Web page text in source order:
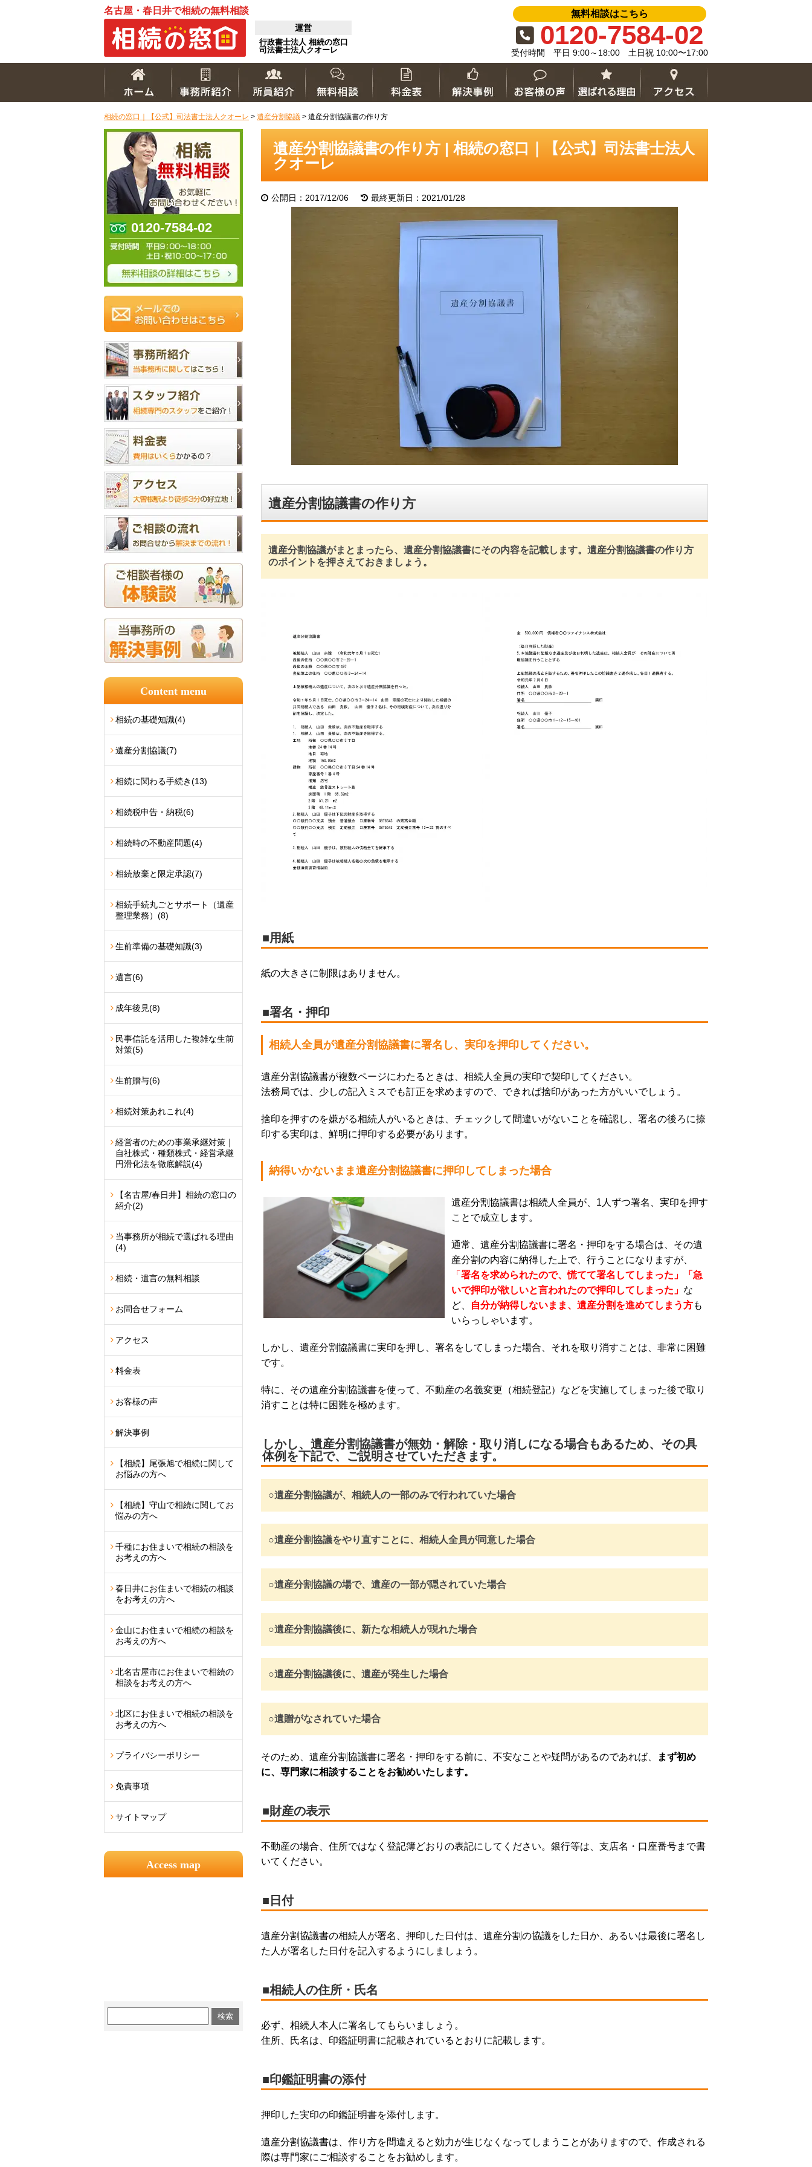
名古屋・春日井で相続の無料相談
運営
行政書士法人 相続の窓口
司法書士法人クオーレ
無料相談はこちら
0120-7584-02
受付時間 平日 9:00～18:00 土日祝 10:00〜17:00
相続の窓口｜【公式】司法書士法人クオーレ > 遺産分割協議 > 遺産分割協議書の作り方
遺産分割協議書の作り方 | 相続の窓口｜【公式】司法書士法人
クオーレ
公開日：2017/12/06 最終更新日：2021/01/28
遺産分割協議書の作り方
遺産分割協議がまとまったら、遺産分割協議書にその内容を記載します。遺産分割協議書の作り方
のポイントを押さえておきましょう。
■用紙
紙の大きさに制限はありません。
■署名・押印
相続人全員が遺産分割協議書に署名し、実印を押印してください。
遺産分割協議書が複数ページにわたるときは、相続人全員の実印で契印してください。
法務局では、少しの記入ミスでも訂正を求めますので、できれば捨印があった方がいいでしょう。
捨印を押すのを嫌がる相続人がいるときは、チェックして間違いがないことを確認し、署名の後ろに捺
印する実印は、鮮明に押印する必要があります。
納得いかないまま遺産分割協議書に押印してしまった場合
遺産分割協議書は相続人全員が、1人ずつ署名、実印を押す
ことで成立します。
通常、遺産分割協議書に署名・押印をする場合は、その遺
産分割の内容に納得した上で、行うことになりますが、
「 署名を求められたので、慌てて署名してしまった」「急
いで押印が欲しいと言われたので押印してしまった」 な
ど、
自分が納得しないまま、遺産分割を進めてしまう方も
いらっしゃいます。
しかし、遺産分割協議書に実印を押し、署名をしてしまった場合、それを取り消すことは、非常に困難
です。
特に、その遺産分割協議書を使って、不動産の名義変更（相続登記）などを実施してしまった後で取り
消すことは特に困難を極めます。
しかし、 遺産分割協議書が無効・解除・取り消しになる場合もあるため、その具
体例を下記で、ご説明させていただきます。
○遺産分割協議が、相続人の一部のみで行われていた場合
○遺産分割協議をやり直すことに、相続人全員が同意した場合
○遺産分割協議の場で、遺産の一部が隠されていた場合
○遺産分割協議後に、新たな相続人が現れた場合
○遺産分割協議後に、遺産が発生した場合
○遺贈がなされていた場合
そのため、遺産分割協議書に署名・押印をする前に、不安なことや疑問があるのであれば、
まず初め
に、専門家に相談することをお勧めいたします。
■財産の表示
不動産の場合、住所ではなく登記簿どおりの表記にしてください。銀行等は、支店名・口座番号まで書
いてください。
■日付
遺産分割協議書の相続人が署名、押印した日付は、遺産分割の協議をした日か、あるいは最後に署名し
た人が署名した日付を記入するようにしましょう。
■相続人の住所・氏名
必ず、相続人本人に署名してもらいましょう。
住所、氏名は、印鑑証明書に記載されているとおりに記載します。
■印鑑証明書の添付
押印した実印の印鑑証明書を添付します。
遺産分割協議書は、作り方を間違えると効力が生じなくなってしまうことがありますので、作成される
際は専門家にご相談することをお勧めします。
0120-7584-02
Content menu
相続の基礎知識(4)
遺産分割協議(7)
相続に関わる手続き(13)
相続税申告・納税(6)
相続時の不動産問題(4)
相続放棄と限定承認(7)
相続手続丸ごとサポート（遺産
整理業務） (8)
生前準備の基礎知識(3)
遺言(6)
成年後見(8)
民事信託を活用した複雑な生前
対策(5)
生前贈与(6)
相続対策あれこれ(4)
経営者のための事業承継対策｜
自社株式・種類株式・経営承継
円滑化法を徹底解説(4)
【名古屋/春日井】相続の窓口の
紹介(2)
当事務所が相続で選ばれる理由
(4)
相続・遺言の無料相談
お問合せフォーム
アクセス
料金表
お客様の声
解決事例
【相続】尾張旭で相続に関して
お悩みの方へ
【相続】守山で相続に関してお
悩みの方へ
千種にお住まいで相続の相談を
お考えの方へ
春日井にお住まいで相続の相談
をお考えの方へ
金山にお住まいで相続の相談を
お考えの方へ
北名古屋市にお住まいで相続の
相談をお考えの方へ
北区にお住まいで相続の相談を
お考えの方へ
プライバシーポリシー
免責事項
サイトマップ
Access map